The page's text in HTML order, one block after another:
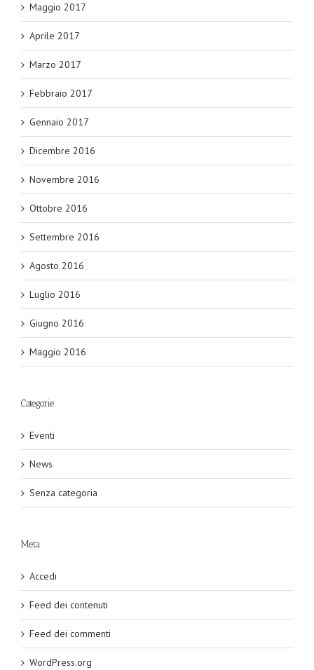
Maggio 2017
Aprile 2017
Marzo 2017
Febbraio 2017
Gennaio 2017
Dicembre 2016
Novembre 2016
Ottobre 2016
Settembre 2016
Agosto 2016
Luglio 2016
Giugno 2016
Maggio 2016
Categorie
Eventi
News
Senza categoria
Meta
Accedi
Feed dei contenuti
Feed dei commenti
WordPress.org